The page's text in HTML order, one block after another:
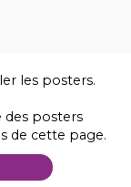
les posters.
des posters
de cette page.